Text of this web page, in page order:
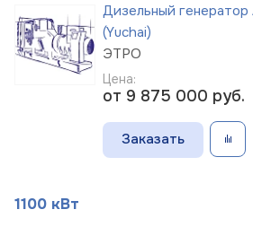
Дизельный
(Yuchai)
ЭТРО
Цена:
от 9 875 000 руб.
Заказать
1100 кВт